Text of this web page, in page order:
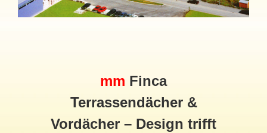
mm Finca
Terrassendächer &
Vordächer – Design trifft